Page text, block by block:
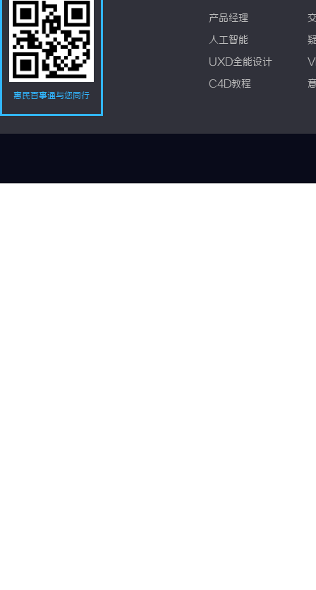
惠民百事通与您同行
产品经理
人工智能
UXD全能设计
C4D教程